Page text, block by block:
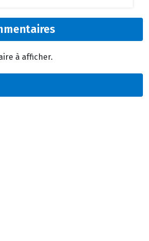
à afficher.